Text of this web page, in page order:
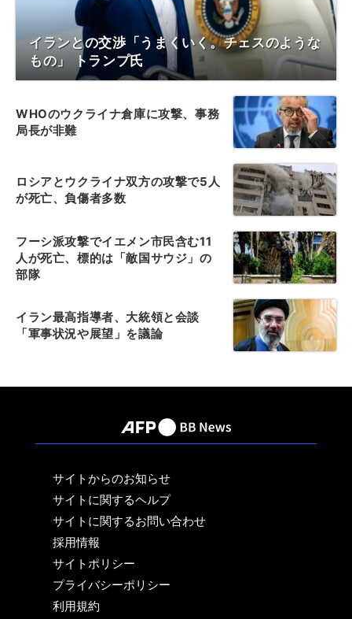
イランとの交渉「うまくいく。チェスのような
もの」 トランプ氏
WHOのウクライナ倉庫に攻撃、事務
局長が非難
ロシアとウクライナ双方の攻撃で5人
が死亡、負傷者多数
フーシ派攻撃でイエメン市民含む11
人が死亡、標的は「敵国サウジ」の
部隊
イラン最高指導者、大統領と会談
「軍事状況や展望」を議論
サイトからのお知らせ
サイトに関するヘルプ
サイトに関するお問い合わせ
採用情報
サイトポリシー
プライバシーポリシー
利用規約